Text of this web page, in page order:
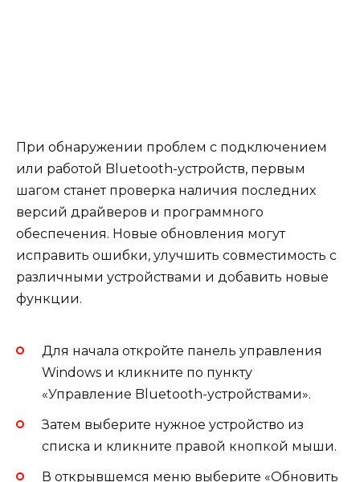
При обнаружении проблем с подключением
или работой Bluetooth-устройств, первым
шагом станет проверка наличия последних
версий драйверов и программного
обеспечения. Новые обновления могут
исправить ошибки, улучшить совместимость с
различными устройствами и добавить новые
функции.
Для начала откройте панель управления
Windows и кликните по пункту
«Управление Bluetooth-устройствами».
Затем выберите нужное устройство из
списка и кликните правой кнопкой мыши.
В открывшемся меню выберите «Обновить